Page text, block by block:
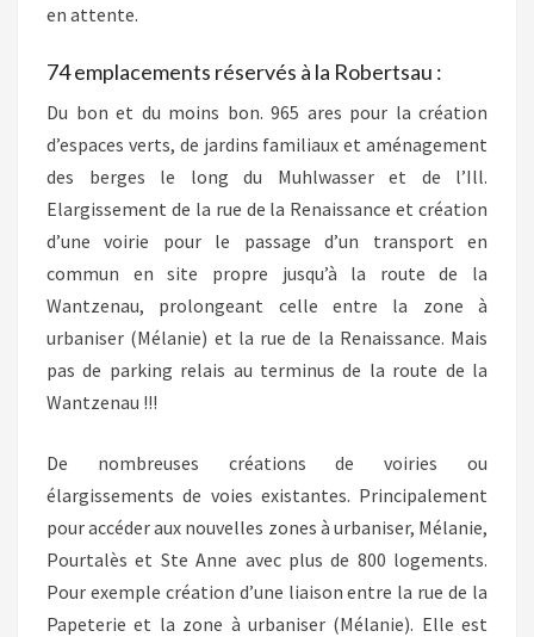
en attente.
74 emplacements réservés à la Robertsau :
Du bon et du moins bon. 965 ares pour la création
d’espaces verts, de jardins familiaux et aménagement
des berges le long du Muhlwasser et de l’Ill.
Elargissement de la rue de la Renaissance et création
d’une voirie pour le passage d’un transport en
commun en site propre jusqu’à la route de la
Wantzenau, prolongeant celle entre la zone à
urbaniser (Mélanie) et la rue de la Renaissance. Mais
pas de parking relais au terminus de la route de la
Wantzenau !!!
De nombreuses créations de voiries ou
élargissements de voies existantes. Principalement
pour accéder aux nouvelles zones à urbaniser, Mélanie,
Pourtalès et Ste Anne avec plus de 800 logements.
Pour exemple création d’une liaison entre la rue de la
Papeterie et la zone à urbaniser (Mélanie). Elle est